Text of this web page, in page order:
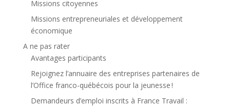
Missions citoyennes
Missions entrepreneuriales et développement
économique
A ne pas rater
Avantages participants
Rejoignez l’annuaire des entreprises partenaires de
l’Office franco-québécois pour la jeunesse !
Demandeurs d’emploi inscrits à France Travail :